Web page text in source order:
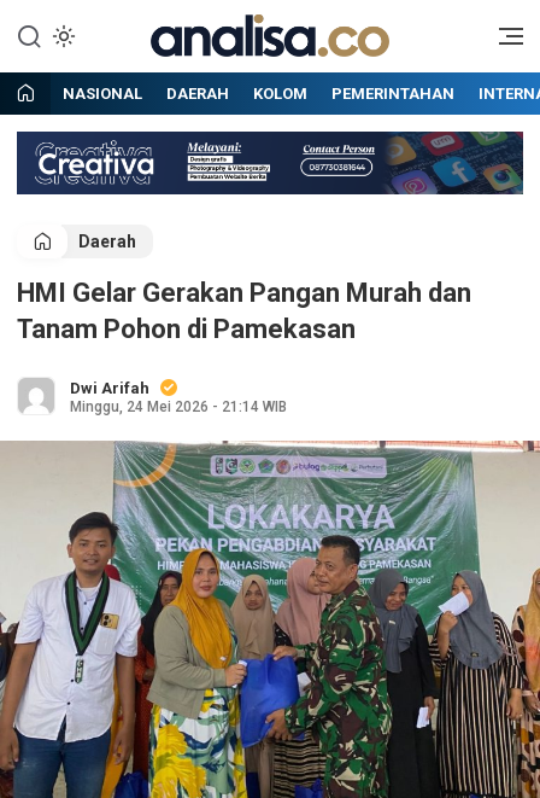
konten
Analisa
Situs berita online terpercaya
NASIONAL DAERAH KOLOM PEMERINTAHAN
Daerah
HMI Gelar Gerakan Pangan Murah dan
Tanam Pohon di Pamekasan
Dwi Arifah
Minggu, 24 Mei 2026 - 21:14 WIB